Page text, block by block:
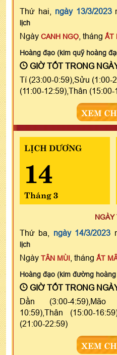
Thứ hai, ngày 13/3/2023
lịch
Ngày CANH NGỌ , tháng ẤT
Hoàng đạo (kim quỹ hoàng
GIỜ TỐT TRONG
Tí (23:00-0:59),Sửu (1:00-
(11:00-12:59),Thân
XEM
LỊCH DƯƠNG
14
Tháng 3
NGÀY
Thứ ba, ngày 14/3/2023
lịch
Ngày TÂN MÙI , tháng ẤT
Hoàng đạo (kim đường
GIỜ TỐT TRONG
Dần (3:00-4:59),Mão
10:59),Thân (15:00-
(21:00-22:59)
XEM